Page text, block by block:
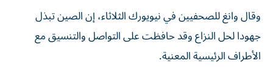
وقال وانغ للصحفيين في نيويورك الثلاثاء، إن الصين تبذل
جهودا لحل النزاع وقد حافظت على التواصل والتنسيق مع
الأطراف الرئيسية المعنية.